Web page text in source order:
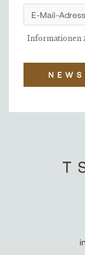
Informationen